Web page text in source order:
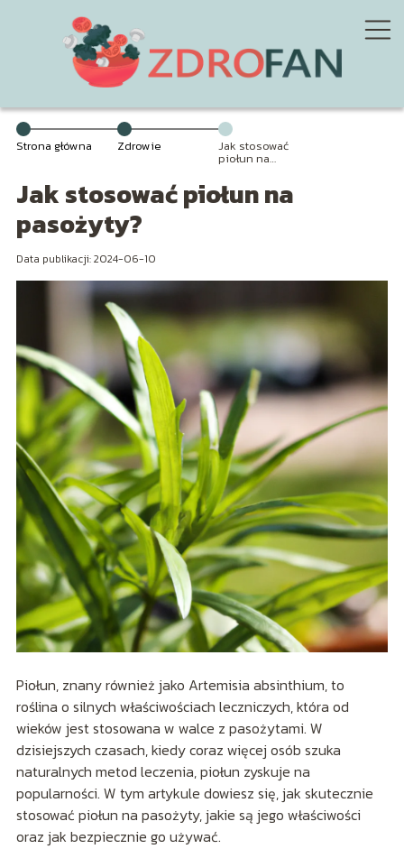
Strona główna Zdrowie Jak stosować
piołun na
Jak stosować piołun na
pasożyty?
Data publikacji: 2024-06-10
Piołun, znany również jako Artemisia absinthium, to
roślina o silnych właściwościach leczniczych, która od
wieków jest stosowana w walce z pasożytami. W
dzisiejszych czasach, kiedy coraz więcej osób szuka
naturalnych metod leczenia, piołun zyskuje na
popularności. W tym artykule dowiesz się, jak skutecznie
stosować piołun na pasożyty, jakie są jego właściwości
oraz jak bezpiecznie go używać.